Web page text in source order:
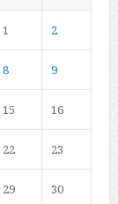
1 2
8 9
15 16
22 23
29 30